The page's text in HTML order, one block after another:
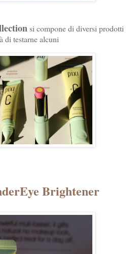
si compone di diversi prodotti
di testarne alcuni
Brightener